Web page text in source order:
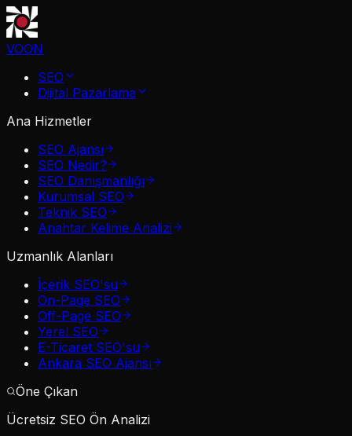
VOON
SEO
Dijital Pazarlama
Ana Hizmetler
SEO Ajansı
SEO Nedir?
SEO Danışmanlığı
Kurumsal SEO
Teknik SEO
Anahtar Kelime Analizi
Uzmanlık Alanları
İçerik SEO'su
On-Page SEO
Off-Page SEO
Yerel SEO
E-Ticaret SEO'su
Ankara SEO Ajansı
Öne Çıkan
Ücretsiz SEO Ön Analizi